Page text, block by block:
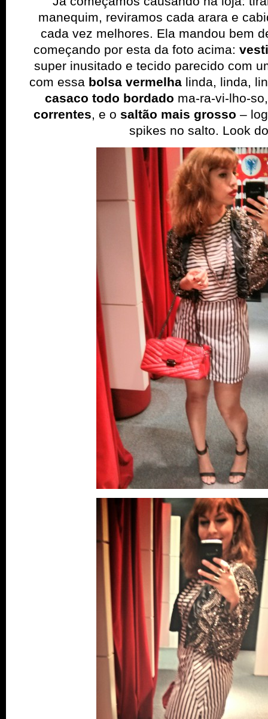
manequim, reviramos cada arara e
cada vez melhores. Ela mandou bem
começando por esta da foto acima:
super inusitado e tecido parecido com
com essa bolsa vermelha linda, linda,
casaco todo bordado ma-ra-vi-lho-
correntes, e o saltão mais grosso –
spikes no salto. Look